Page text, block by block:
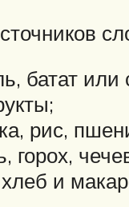
батат или
рис,
и